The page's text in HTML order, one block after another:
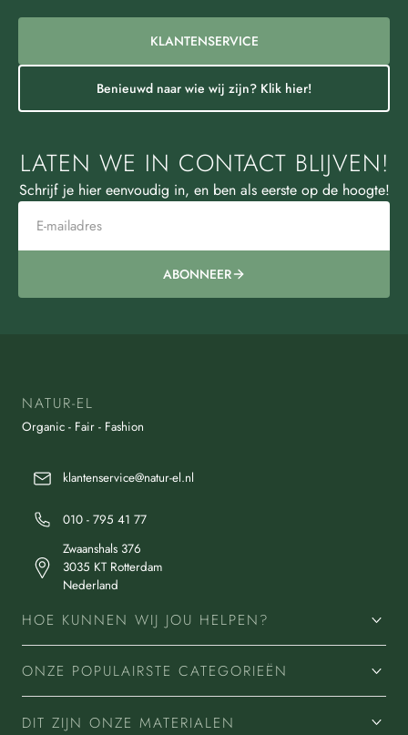
KLANTENSERVICE
Benieuwd naar wie wij zijn? Klik hier!
LATEN WE IN CONTACT BLIJVEN!
Schrijf je hier eenvoudig in, en ben als eerste op de hoogte!
ABONNEER
NATUR-EL
Organic - Fair - Fashion
klantenservice@natur-el.nl
010 - 795 41 77
Zwaanshals 376
3035 KT Rotterdam
Nederland
HOE KUNNEN WIJ JOU HELPEN?
ONZE POPULAIRSTE CATEGORIEËN
DIT ZIJN ONZE MATERIALEN